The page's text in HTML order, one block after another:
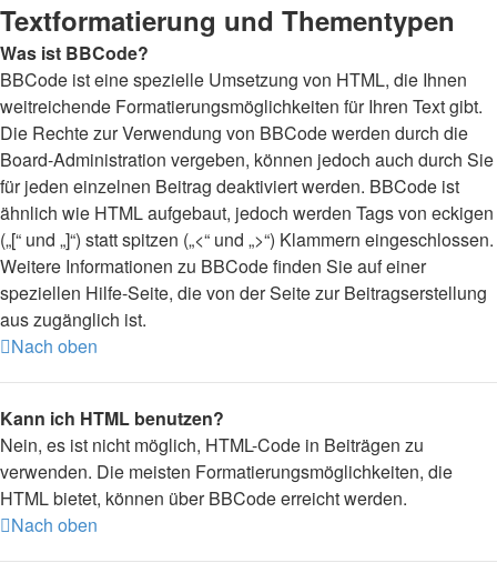
Textformatierung und Thementypen
Was ist BBCode?
BBCode ist eine spezielle Umsetzung von HTML, die Ihnen
weitreichende Formatierungsmöglichkeiten für Ihren Text gibt.
Die Rechte zur Verwendung von BBCode werden durch die
Board-Administration vergeben, können jedoch auch durch Sie
für jeden einzelnen Beitrag deaktiviert werden. BBCode ist
ähnlich wie HTML aufgebaut, jedoch werden Tags von eckigen
(„[“ und „]“) statt spitzen („<“ und „>“) Klammern eingeschlossen.
Weitere Informationen zu BBCode finden Sie auf einer
speziellen Hilfe-Seite, die von der Seite zur Beitragserstellung
aus zugänglich ist.
Nach oben
Kann ich HTML benutzen?
Nein, es ist nicht möglich, HTML-Code in Beiträgen zu
verwenden. Die meisten Formatierungsmöglichkeiten, die
HTML bietet, können über BBCode erreicht werden.
Nach oben